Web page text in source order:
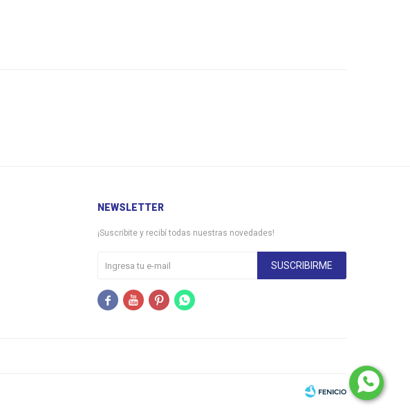
NEWSLETTER
¡Suscribite y recibí todas nuestras novedades!
SUSCRIBIRME
   